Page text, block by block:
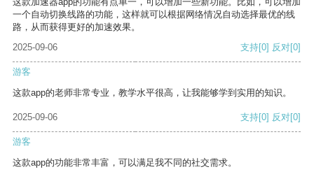
一个自动切换线路的功能，这样就可以根据网络情况自动选择最优的线
路，从而获得更好的加速效果。
2025-09-06
支持[0] 反对[0]
游客
这款app的老师非常专业，教学水平很高，让我能够学到实用的知识。
2025-09-06 支持[0] 反对[0]
游客
这款app的功能非常丰富，可以满足我不同的社交需求。